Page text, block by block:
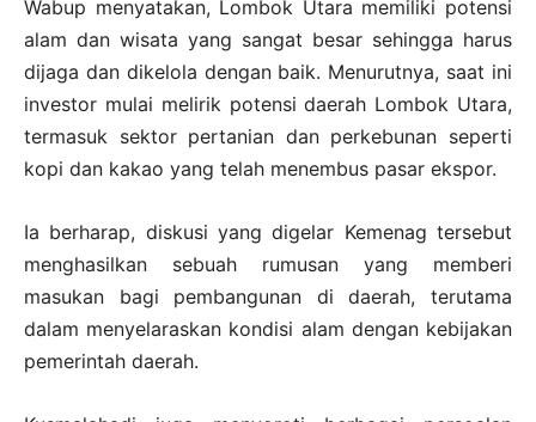
Wabup menyatakan, Lombok Utara memiliki potensi
alam dan wisata yang sangat besar sehingga harus
dijaga dan dikelola dengan baik. Menurutnya, saat ini
investor mulai melirik potensi daerah Lombok Utara,
termasuk sektor pertanian dan perkebunan seperti
kopi dan kakao yang telah menembus pasar ekspor.
Ia berharap, diskusi yang digelar Kemenag tersebut
menghasilkan sebuah rumusan yang memberi
masukan bagi pembangunan di daerah, terutama
dalam menyelaraskan kondisi alam dengan kebijakan
pemerintah daerah.